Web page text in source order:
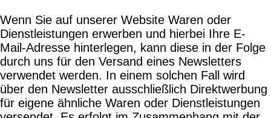
Wenn Sie auf unserer Website Waren oder
Dienstleistungen erwerben und hierbei Ihre E-
Mail-Adresse hinterlegen, kann diese in der Folge
durch uns für den Versand eines Newsletters
verwendet werden. In einem solchen Fall wird
über den Newsletter ausschließlich Direktwerbung
für eigene ähnliche Waren oder Dienstleistungen